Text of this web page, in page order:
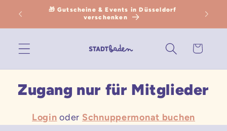
zum
🎁 Gutscheine & Events in Düsseldorf
verschenken
Warenkorb
Zugang nur für Mitglieder
Login oder Schnuppermonat buchen